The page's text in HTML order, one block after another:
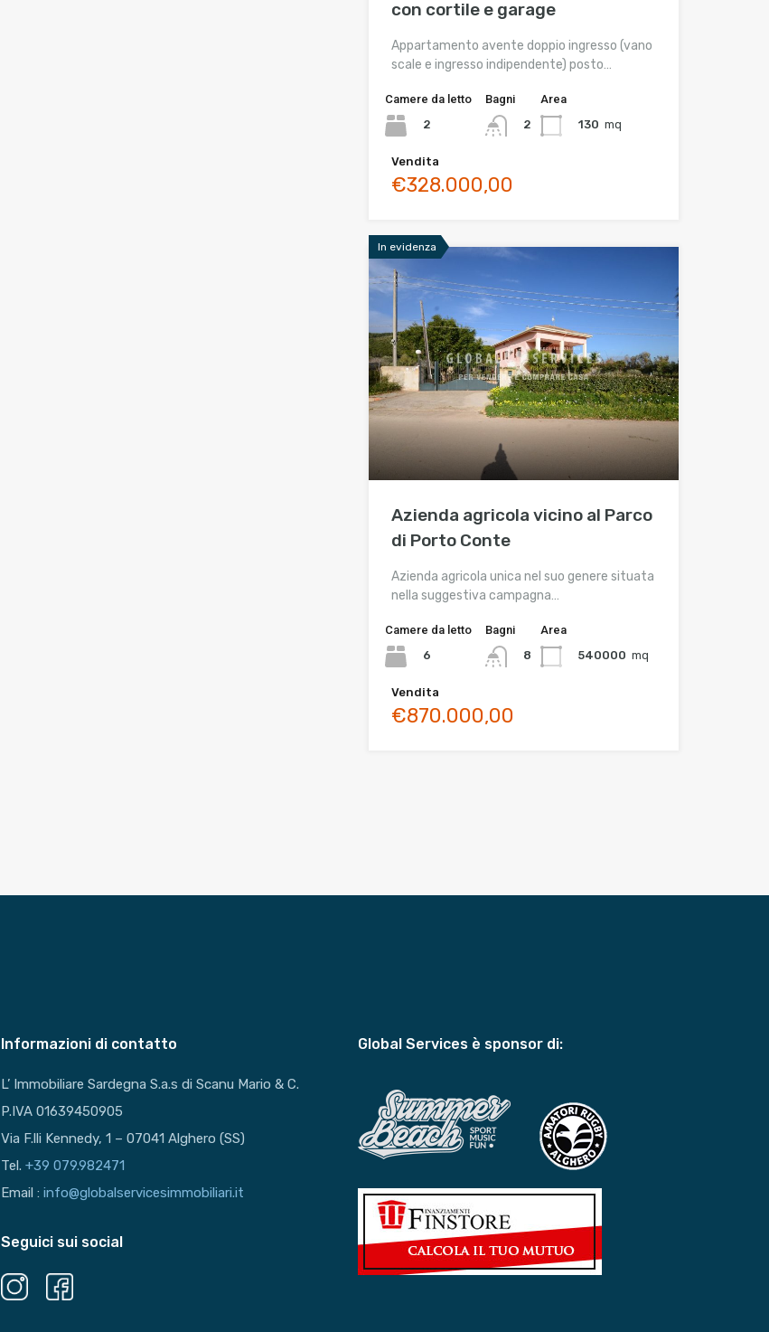
con cortile e garage
Appartamento avente doppio ingresso (vano
scale e ingresso indipendente) posto…
Camere da letto
2
Bagni
2
Area
130 mq
Vendita
€328.000,00
In evidenza
Azienda agricola vicino al Parco
di Porto Conte
Azienda agricola unica nel suo genere situata
nella suggestiva campagna…
Camere da letto
6
Bagni
8
Area
540000 mq
Vendita
€870.000,00
Informazioni di contatto
L’ Immobiliare Sardegna S.a.s di Scanu Mario & C.
P.IVA 01639450905
Via F.lli Kennedy, 1 – 07041 Alghero (SS)
Tel.+39 079.982471
Email :info@globalservicesimmobiliari.it
Seguici sui social
Global Services è sponsor di: